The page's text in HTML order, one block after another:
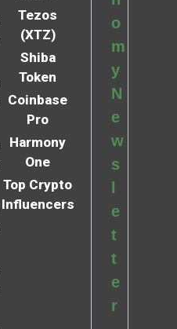
Tezos
(XTZ)
Shiba
Token
Coinbase
Pro
Harmony
One
Top Crypto
Influencers
o
m
y
N
e
w
s
l
e
t
t
e
r